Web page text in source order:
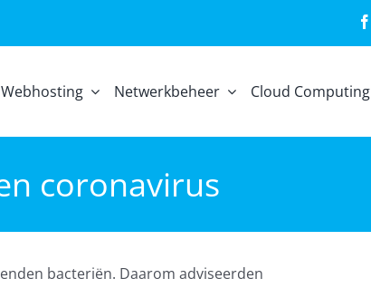
Webhosting Netwerkbeheer Cloud Computing
coronavirus
bacteriën. Daarom adviseerden